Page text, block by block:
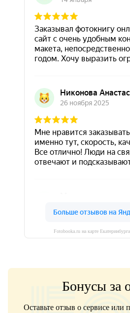
Fotobooka.ru на карте
Бонусы за
Оставьте отзыв о сервисе или